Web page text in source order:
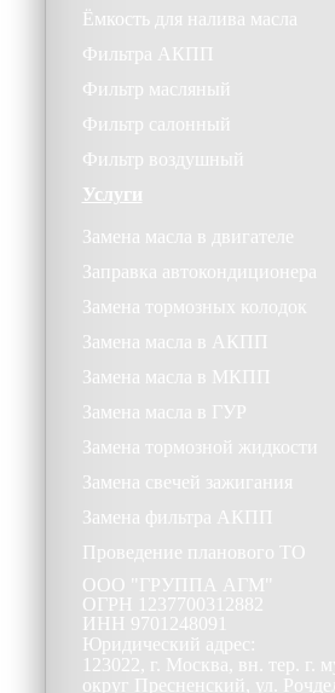
Ёмкость для налива масла
Фильтра АКПП
Фильтр масляный
Фильтр салонный
Фильтр воздушный
Услуги
Замена масла в двигателе
Заправка автокондиционера
Замена тормозных колодок
Замена масла в АКПП
Замена масла в МКПП
Замена масла в ГУР
Замена тормозной жидкости
Замена свечей зажигания
Замена фильтра АКПП
Проведение планового ТО
ООО "ГРУППА АГМ"
ОГРН 1237700312882
ИНН 9701248091
Юридический адрес:
123022, г. Москва, вн. тер. г.
округ Пресненский, ул.